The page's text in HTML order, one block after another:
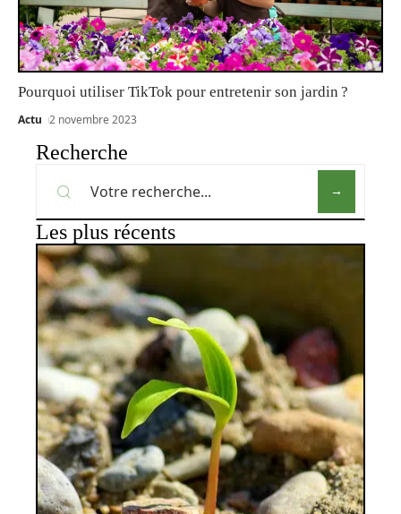
Pourquoi utiliser TikTok pour entretenir son jardin ?
Actu 2 novembre 2023
Recherche
Les plus récents